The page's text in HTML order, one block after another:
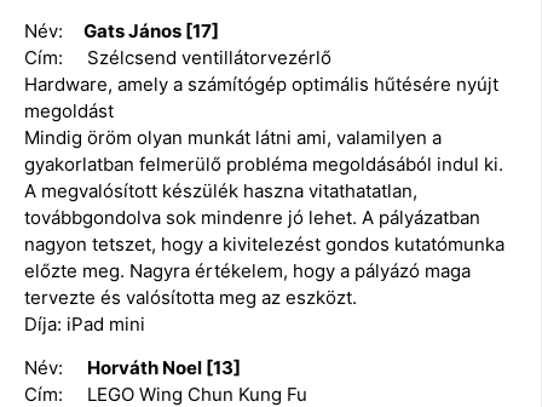
Név:
Gats János [17]
Cím: Szélcsend ventillátorvezérlő
Hardware, amely a számítógép optimális hűtésére nyújt
megoldást
Mindig öröm olyan munkát látni ami, valamilyen a
gyakorlatban felmerülő probléma megoldásából indul ki.
A megvalósított készülék haszna vitathatatlan,
továbbgondolva sok mindenre jó lehet. A pályázatban
nagyon tetszet, hogy a kivitelezést gondos kutatómunka
előzte meg. Nagyra értékelem, hogy a pályázó maga
tervezte és valósította meg az eszközt.
Díja: iPad mini
Név: Horváth Noel [13]
Cím: LEGO Wing Chun Kung Fu